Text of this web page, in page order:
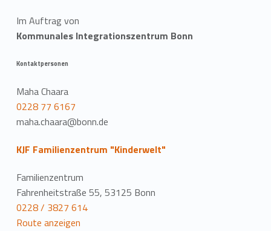
Im Auftrag von
Kommunales Integrationszentrum Bonn
Kontaktpersonen
Maha Chaara
0228 77 6167
maha.chaara@bonn.de
KJF Familienzentrum "Kinderwelt"
Familienzentrum
Fahrenheitstraße 55, 53125 Bonn
0228 / 3827 614
Route anzeigen